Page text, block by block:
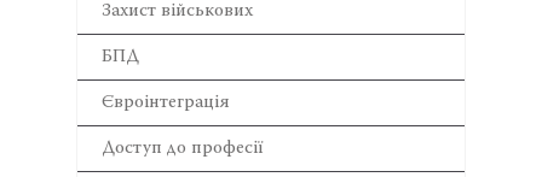
Захист військових
БПД
Євроінтеграція
Доступ до професії